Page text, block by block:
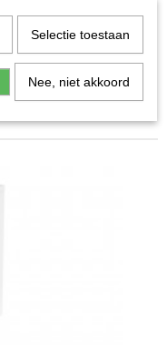
Selectie toestaan
Nee, niet akkoord